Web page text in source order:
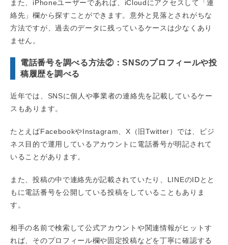
また、iPhoneユーザーであれば、iCloudにアクセスして「連
絡先」欄から探すことができます。意外と見落とされがちな
方法ですが、過去のデータに残っているケースは少なくあり
ません。
電話番号を調べる方法②：SNSのプロフィールや投
稿履歴を調べる
近年では、SNSに個人や事業者の連絡先を記載しているケー
スもあります。
たとえばFacebookやInstagram、X（旧Twitter）では、ビジ
ネス目的で運用しているアカウントに電話番号が明記されて
いることがあります。
また、投稿の中で連絡先が記載されていたり、LINEのIDとと
もに電話番号を公開している投稿をしていることもありま
す。
相手の名前で検索して公式アカウントや関連情報がヒットす
れば、そのプロフィール欄や固定投稿などを丁寧に確認する